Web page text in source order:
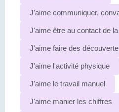
J'aime communiquer,
J'aime être au contact de
J'aime faire des
J'aime l'activité physique
J'aime le travail manuel
J'aime manier les chiffres